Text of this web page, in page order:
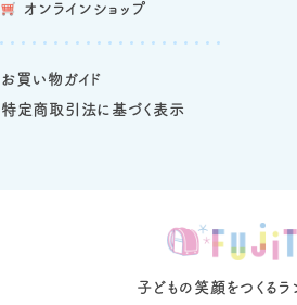
オンラインショップ
お買い物ガイド
特定商取引法に基づく表示
子どもの笑顔をつくるラ